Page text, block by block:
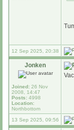
12 Sep 2025, 20:38
Jonken
Joined: 26 Nov
2008, 14:47
Posts: 4998
Location:
Northbottom
13 Sep 2025, 09:56